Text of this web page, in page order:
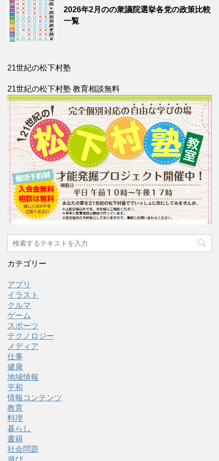
2026年2月のの衆議院選挙各党の政策比較
一覧
21世紀の松下村塾
21世紀の松下村塾 教育相談無料
カテゴリー
アプリ
イラスト
クルマ
ゲーム
スポーツ
テクノロジー
メディア
仕事
健康
地域情報
平和
情報コンテンツ
教育
料理
暮らし
書籍
社会問題
遊び